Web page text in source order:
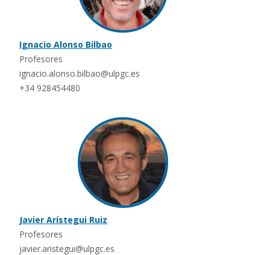
Ignacio Alonso Bilbao
Profesores
ignacio.alonso.bilbao@ulpgc.es
+34 928454480
Javier Arístegui Ruiz
Profesores
javier.aristegui@ulpgc.es